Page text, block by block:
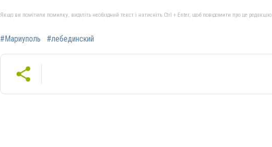
Якщо ви помітили помилку, виділіть необхідний текст і натисніть Ctrl + Enter, щоб повідомити про це редакцію
#Мариуполь #лебединский